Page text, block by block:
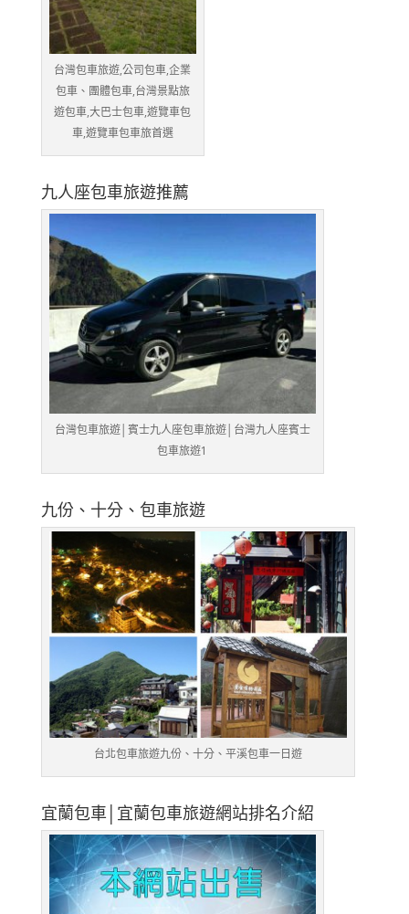
台灣包車旅遊,公司包車,企業
包車、團體包車,台灣景點旅
遊包車,大巴士包車,遊覽車包
車,遊覽車包車旅首選
九人座包車旅遊推薦
台灣包車旅遊│賓士九人座包車旅遊│台灣九人座賓士
包車旅遊1
九份、十分、包車旅遊
台北包車旅遊九份、十分、平溪包車一日遊
宜蘭包車│宜蘭包車旅遊網站排名介紹